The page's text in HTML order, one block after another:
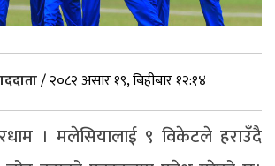
/२०८२ असार १९, बिहीबार १२:१४
। मलेसियालाई ९ विकेटले हराउँदै